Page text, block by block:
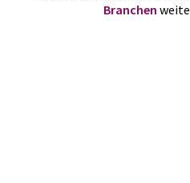
Branchen